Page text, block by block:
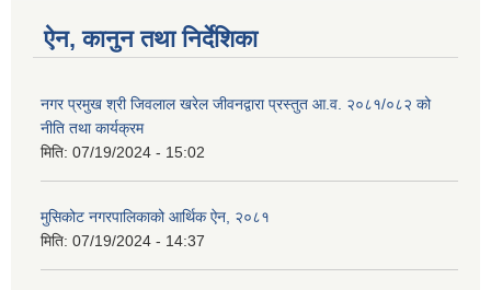
ऐन, कानुन तथा निर्देशिका
नगर प्रमुख श्री जिवलाल खरेल जीवनद्वारा प्रस्तुत आ.व. २०८१/०८२ को
नीति तथा कार्यक्रम
मिति: 07/19/2024 - 15:02
मुसिकोट नगरपालिकाको आर्थिक ऐन, २०८१
मिति: 07/19/2024 - 14:37